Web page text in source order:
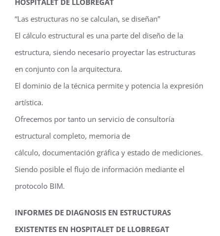
“Las estructuras no se calculan, se diseñan”
El cálculo estructural es una parte del diseño de la
estructura, siendo necesario proyectar las estructuras
en conjunto con la arquitectura.
El dominio de la técnica permite y potencia la expresión
artística.
Ofrecemos por tanto un servicio de consultoría
estructural completo, memoria de
cálculo, documentación gráfica y estado de mediciones.
Siendo posible el flujo de información mediante el
protocolo BIM.
INFORMES DE DIAGNOSIS EN ESTRUCTURAS
EXISTENTES EN HOSPITALET DE LLOBREGAT